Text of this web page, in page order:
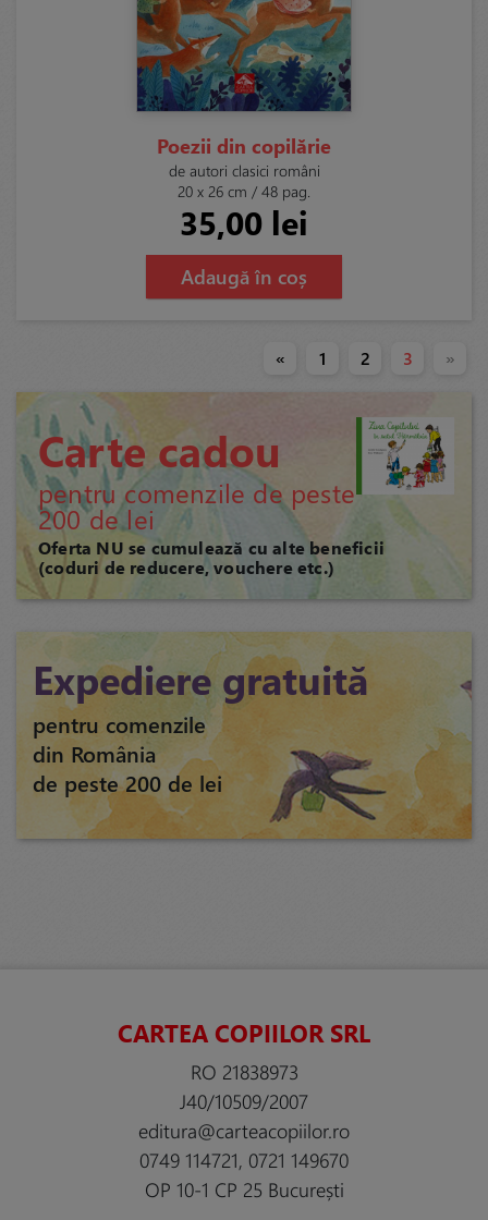
Poezii din copilărie
de autori clasici români
20 x 26 cm / 48 pag.
35,00 lei
Adaugă în coș
« 1 2 3 »
Carte cadou
pentru comenzile de peste
200 de lei
Oferta NU se cumulează cu alte beneficii
(coduri de reducere, vouchere etc.)
Expediere gratuită
pentru comenzile
din România
de peste 200 de lei
CARTEA COPIILOR SRL
RO 21838973
J40/10509/2007
editura@carteacopiilor.ro
0749 114721, 0721 149670
OP 10-1 CP 25 București